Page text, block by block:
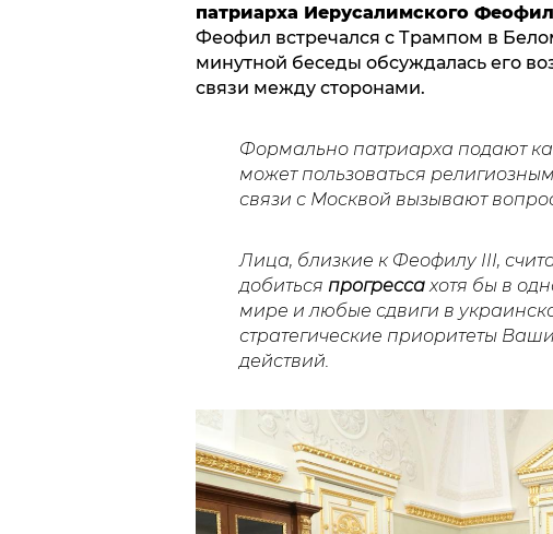
патриарха Иерусалимского
Феофил встречался с Трампом в
минутной беседы обсуждалась его
связи между сторонами.
Формально патриарха подают
может пользоваться
связи с Москвой вызывают
Лица, близкие к Феофилу III,
добиться прогрессахотя бы в
мире и любые сдвиги в
стратегические приоритеты
действий.